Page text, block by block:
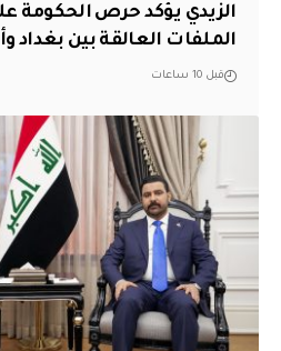
الزيدي يؤكد حرص الحكومة
الملفات العالقة بين بغداد
قبل 10 ساعات